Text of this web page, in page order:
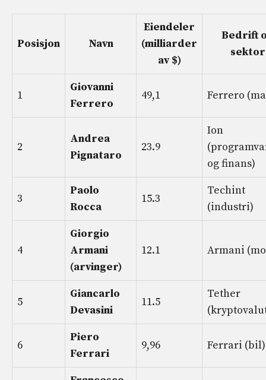
Posisjon Navn
Eiendeler
(milliarder
av $)
Bedrift
sektor
1
Giovanni
Ferrero
49,1 Ferrero
2
Andrea
Pignataro
23.9
Ion
og finans)
3
Paolo
Rocca
15.3
Techint
(industri)
4
Giorgio
Armani
(arvinger)
12.1 Armani
5
Giancarlo
Devasini
11.5
Tether
6
Piero
Ferrari
9,96 Ferrari (bil)